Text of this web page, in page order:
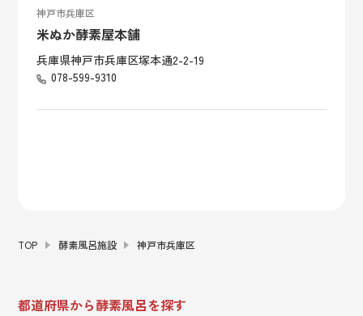
神戸市兵庫区
米ぬか酵素屋本舗
兵庫県神戸市兵庫区塚本通2-2-19
078-599-9310
TOP 酵素風呂施設 神戸市兵庫区
都道府県から酵素風呂を探す